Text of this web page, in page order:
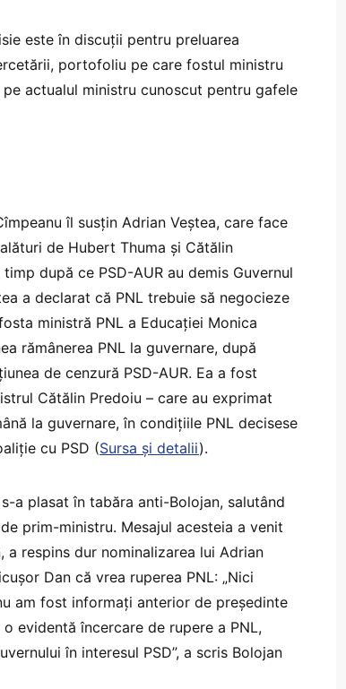
este în discuții pentru preluarea
portofoliu pe care fostul ministru
actualul ministru cunoscut pentru gafele
îl susțin Adrian Veștea, care face
de Hubert Thuma și Cătălin
după ce PSD-AUR au demis Guvernul
a declarat că PNL trebuie să negocieze
ministră PNL a Educației Monica
rămânerea PNL la guvernare, după
de cenzură PSD-AUR. Ea a fost
Cătălin Predoiu – care au exprimat
la guvernare, în condițiile PNL decisese
cu PSD (Sursa și detalii).
a plasat în tabăra anti-Bolojan, salutând
prim-ministru. Mesajul acesteia a venit
a respins dur nominalizarea lui Adrian
Dan că vrea ruperea PNL: „Nici
am fost informați anterior de președinte
evidentă încercare de rupere a PNL,
în interesul PSD”, a scris Bolojan